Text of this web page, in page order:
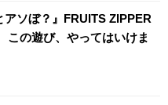
アソぼ？』FRUITS ZIPPER
この遊び、やってはいけま